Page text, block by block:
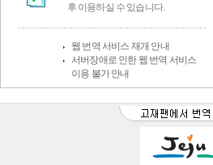
후 이용하실 수 있습니다.
웹 번역 서비스 재개 안내
서버장애로 인한 웹 번역 서비스
이용 불가 안내